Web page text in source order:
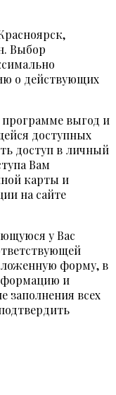
Выбор
о действующих
выгод и
доступных
доступ в личный
Вам
карты и
на сайте
у Вас
форму, в
и
заполнения всех